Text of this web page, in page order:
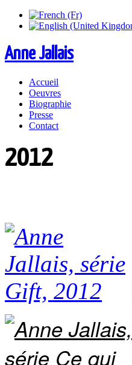
Anne Jallais
Accueil
Oeuvres
Biographie
Presse
Contact
2012